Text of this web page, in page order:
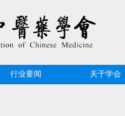
行业要闻 关于学会